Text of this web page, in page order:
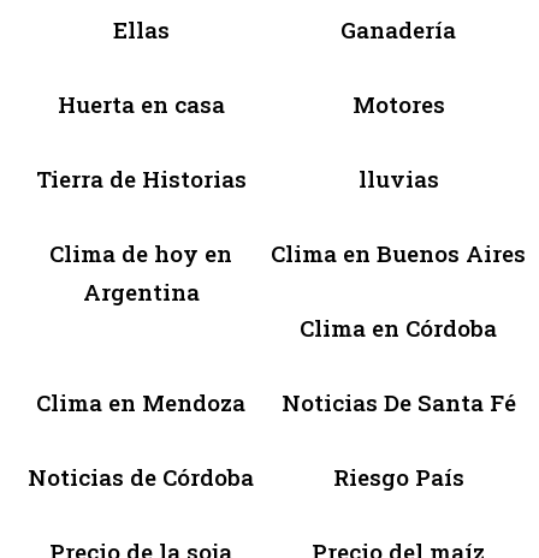
Ellas Ganadería
Huerta en casa Motores
Tierra de Historias lluvias
Clima de hoy en
Argentina
Clima en Buenos Aires
Clima en Córdoba
Clima en Mendoza Noticias De Santa Fé
Noticias de Córdoba Riesgo País
Precio de la soja Precio del maíz